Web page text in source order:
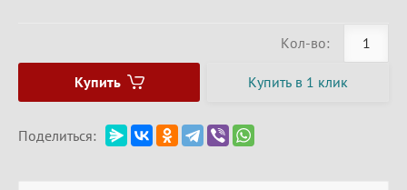
Кол-во:
Купить Купить в 1 клик
Поделиться: